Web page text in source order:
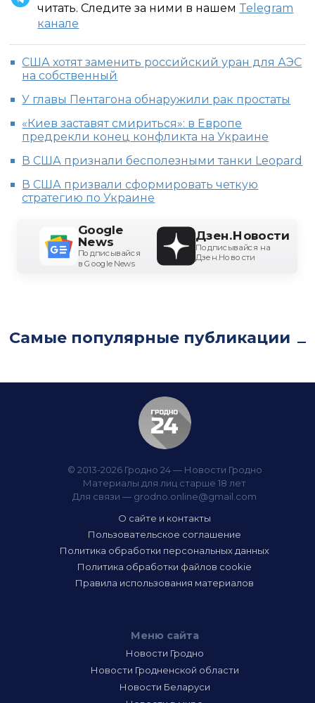
читать. Следите за ними в нашем Telegram
канале
США хотят заменить российский уран для АЭС
на собственный
У главы Пентагона обнаружили рак простаты
«Киев заставят смириться»: в Европе
предрекли конец конфликта на Украине
В США признали бесполезными танки Leopard
В США призвали сформировать четкую
стратегию по Украине
Google
News
Подписывайся
в Google News
Дзен.Новости
Подписывайся на
Дзен.Новости
Самые популярные публикации
© 2013-2026 Гродно 24 — Новости Гродно
Материалы для лиц старше 18 лет
Для связи — grodno.online@gmail.com
О сайте и контакты
Пользовательское соглашение
Политика обработки персональных данных
Политика обработки файлов cookie
Правила использования материалов
Меню сайта
Новости Гродно
Новости Гродненской области
Новости Беларуси